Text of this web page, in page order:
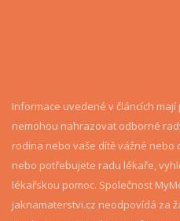
Informace uvedené v článcích
nemohou nahrazovat odborné
rodina nebo vaše dítě vážné
nebo potřebujete radu lékaře,
lékařskou pomoc. Společnost
jaknamaterstvi.cz neodpovídá za